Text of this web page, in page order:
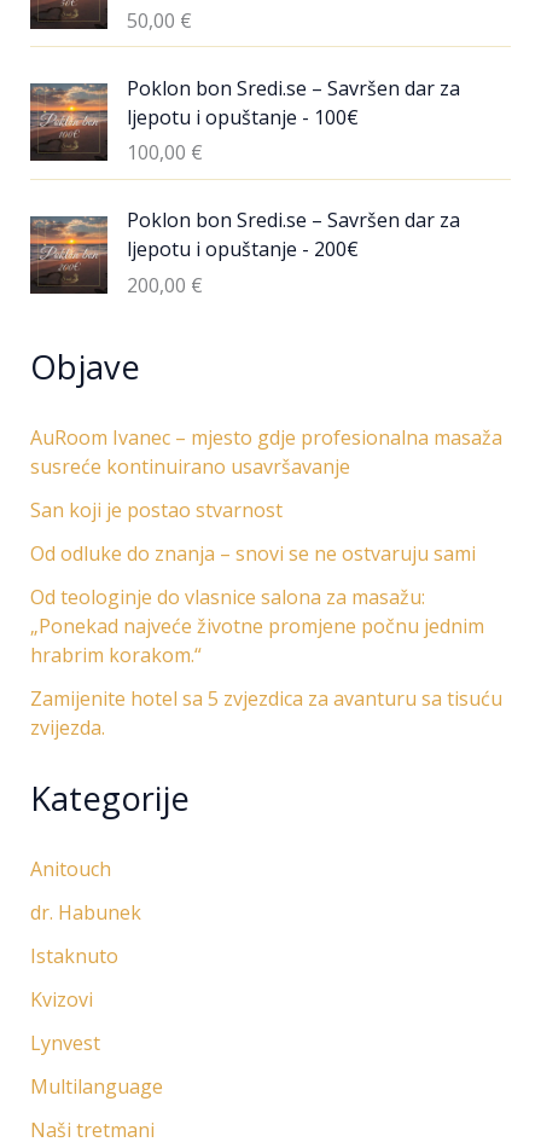
50,00 €
Poklon bon Sredi.se – Savršen dar za
ljepotu i opuštanje - 100€
100,00 €
Poklon bon Sredi.se – Savršen dar za
ljepotu i opuštanje - 200€
200,00 €
Objave
AuRoom Ivanec – mjesto gdje profesionalna masaža
susreće kontinuirano usavršavanje
San koji je postao stvarnost
Od odluke do znanja – snovi se ne ostvaruju sami
Od teologinje do vlasnice salona za masažu:
„Ponekad najveće životne promjene počnu jednim
hrabrim korakom.“
Zamijenite hotel sa 5 zvjezdica za avanturu sa tisuću
zvijezda.
Kategorije
Anitouch
dr. Habunek
Istaknuto
Kvizovi
Lynvest
Multilanguage
Naši tretmani